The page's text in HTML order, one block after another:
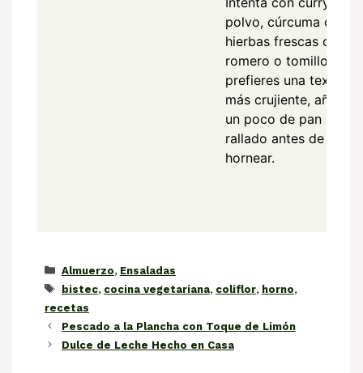
polvo, cúrcuma o
hierbas frescas como
romero o tomillo. Si
prefieres una textura
más crujiente, añade
un poco de pan
rallado antes de
hornear.
Categorías
Almuerzo, Ensaladas
Etiquetas
bistec, cocina vegetariana, coliflor, horno,
recetas
Pescado a la Plancha con Toque de Limón
Dulce de Leche Hecho en Casa